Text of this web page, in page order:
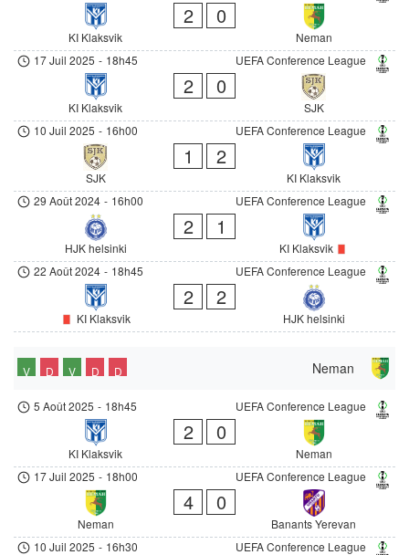
KI Klaksvik
2 0
Neman
UEFA Conference League
17 Juil 2025 - 18h45
KI Klaksvik
2 0
SJK
UEFA Conference League
10 Juil 2025 - 16h00
SJK
1 2
KI Klaksvik
UEFA Conference League
29 Août 2024 - 16h00
HJK helsinki
2 1
KI Klaksvik
UEFA Conference League
22 Août 2024 - 18h45
KI Klaksvik
2 2
HJK helsinki
Neman
V D V D D
UEFA Conference League
5 Août 2025 - 18h45
KI Klaksvik
2 0
Neman
UEFA Conference League
17 Juil 2025 - 18h00
Neman
4 0
Banants Yerevan
UEFA Conference League
10 Juil 2025 - 16h30